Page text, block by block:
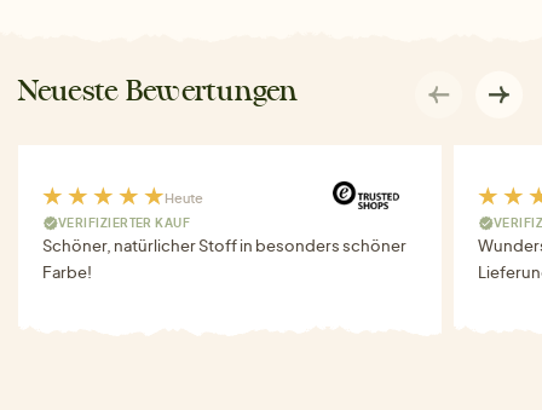
Neueste Bewertungen
Heute
VERIFIZIERTER KAUF
Schöner, natürlicher Stoff in besonders schöner
Farbe!